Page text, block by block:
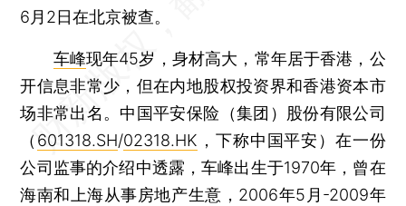
6月2日在北京被查。
车峰现年45岁，身材高大，常年居于香港，公
开信息非常少，但在内地股权投资界和香港资本市
场非常出名。中国平安保险（集团）股份有限公司
（ 601318.SH/02318.HK ，下称中国平安）在一份
公司监事的介绍中透露，车峰出生于1970年，曾在
海南和上海从事房地产生意，2006年5月-2009年